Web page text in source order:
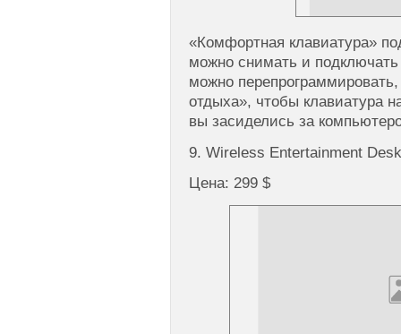
«Комфортная клавиатура»
можно снимать и
можно
отдыха», чтобы клавиатура
вы засиделись за
9. Wireless Entertainment
Цена: 299 $